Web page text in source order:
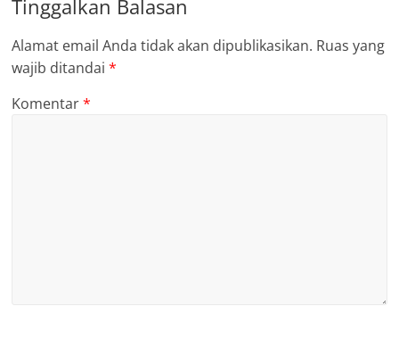
Tinggalkan Balasan
Alamat email Anda tidak akan dipublikasikan. Ruas yang
wajib ditandai*
Komentar*